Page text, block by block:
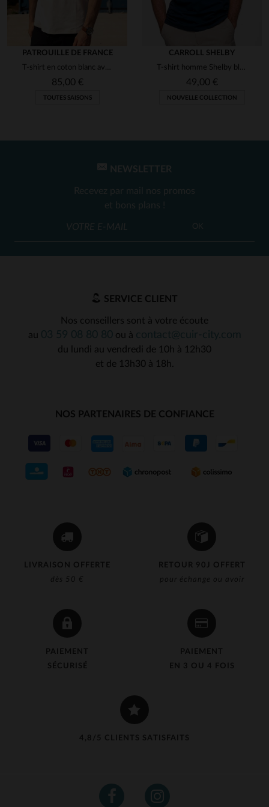
PATROUILLE DE FRANCE
T-shirt en coton blanc avec logo ailes
85,00 €
TOUTES SAISONS
CARROLL SHELBY
T-shirt homme Shelby bleu marine
49,00 €
NOUVELLE COLLECTION
LIVRAISON OFFERTE
dès 50 €
RETOUR 90J OFFERT
pour échange ou avoir
PAIEMENT
SÉCURISÉ
PAIEMENT
EN 3 OU 4 FOIS
4,8/5 CLIENTS SATISFAITS
NEWSLETTER
Recevez par mail nos promos
et bons plans !
OK
SERVICE CLIENT
Nos conseillers sont à votre écoute
au
ou à
du lundi au vendredi de 10h à 12h30
et de 13h30 à 18h.
NOS PARTENAIRES DE CONFIANCE